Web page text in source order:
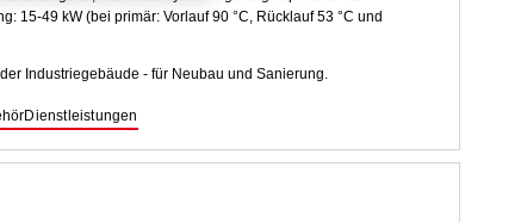
15-49 kW (bei primär: Vorlauf 90 °C, Rücklauf 53 °C und
Industriegebäude - für Neubau und Sanierung.
Dienstleistungen